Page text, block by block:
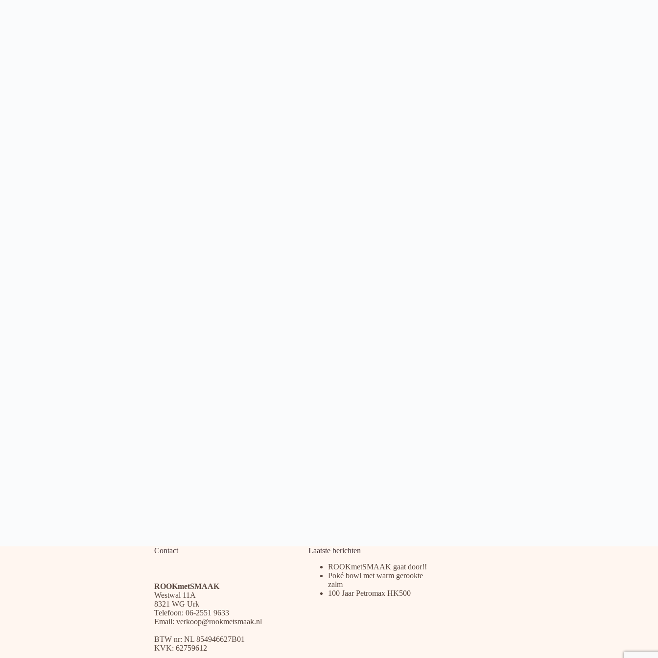
Contact
ROOKmetSMAAK
Westwal 11A
8321 WG Urk
Telefoon: 06-2551 9633
Email: verkoop@rookmetsmaak.nl
BTW nr: NL 854946627B01
KVK: 62759612
Laatste berichten
ROOKmetSMAAK gaat door!!
Poké bowl met warm gerookte
zalm
100 Jaar Petromax HK500